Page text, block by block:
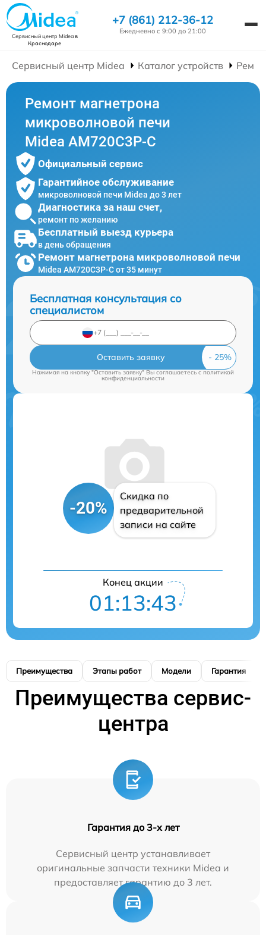
Сервисный центр Mideaв
Краснодаре
+7 (861) 212-36-12
Ежедневно с 9:00 до 21:00
Сервисный центр Midea Каталог устройств
Ремонт магнетрона
микроволновой печи
Midea AM720C3P-C
Официальный сервис
Гарантийное обслуживание
микроволновой печи Midea до 3 лет
Диагностика за наш счет,
ремонт по желанию
Бесплатный выезд курьера
в день обращения
Ремонт магнетрона микроволновой печи
Midea AM720C3P-C от 35 минут
Бесплатная консультация со
специалистом
Оставить заявку
Нажимая на кнопку "Оставить заявку" Вы соглашаетесь cполитикой
конфиденциальности
-20%
Скидка по
предварительной
записи на сайте
Конец акции
01:13:42
Преимущества Этапы работ Модели Гарантия
Преимущества сервис-
центра
Гарантия до 3-х лет
Сервисный центр устанавливает
оригинальные запчасти техники Midea и
предоставляет гарантию до 3 лет.